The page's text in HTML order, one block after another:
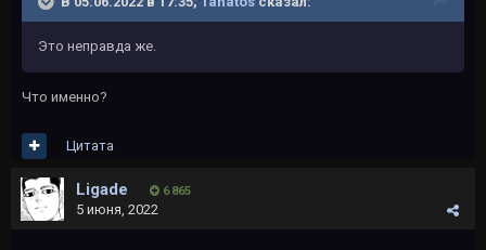
Это неправда же.
Что именно?
Цитата
Ligade 6 865
5 июня, 2022